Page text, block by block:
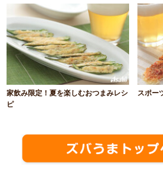
家飲み限定！夏を楽しむおつまみレシ
ピ
スポー